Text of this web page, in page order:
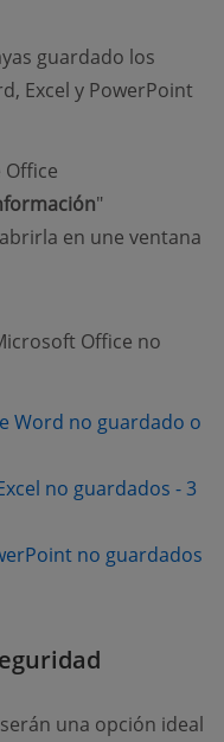
guardado los
Excel y PowerPoint
"
en une ventana
Office no
Word no guardado o
no guardados - 3
no guardados
una opción ideal